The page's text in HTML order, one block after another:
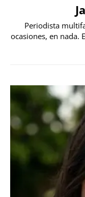
Periodista
ocasiones, en nada.